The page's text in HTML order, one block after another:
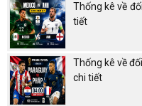
Thống kê về
tiết
Thống kê về
chi tiết